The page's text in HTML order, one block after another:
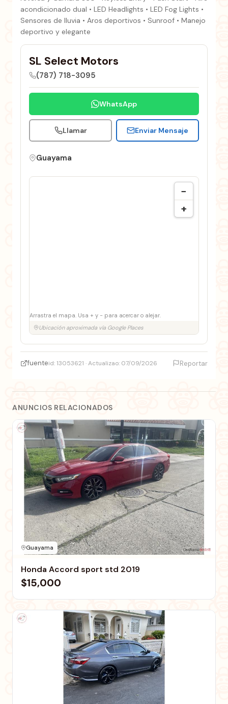
acondicionado dual • LED Headlights • LED Fog Lights •
Sensores de lluvia • Aros deportivos • Sunroof • Manejo
deportivo y elegante
SL Select Motors
(787) 718-3095
WhatsApp
Llamar Enviar Mensaje
Guayama
−
+
Arrastra el mapa. Usa + y − para acercar o alejar.
Ubicación aproximada vía Google Places
fuenteid: 13053621 · Actualizao: 07/09/2026 Reportar
ANUNCIOS RELACIONADOS
Guayama
Honda Accord sport std 2019
$15,000